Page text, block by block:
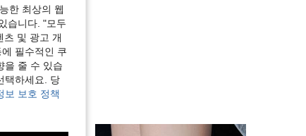
한 최상의 웹
습니다. "모두
츠 및 광고 개
필수적인 쿠
을 줄 수 있습
택하세요. 당
보 보호 정책